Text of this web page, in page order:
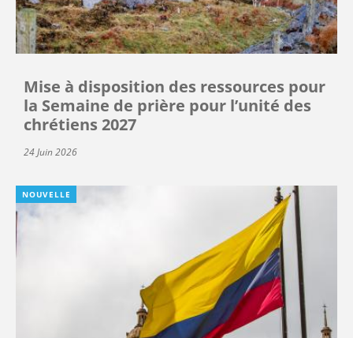
Mise à disposition des ressources pour
la Semaine de prière pour l’unité des
chrétiens 2027
24 Juin 2026
NOUVELLE